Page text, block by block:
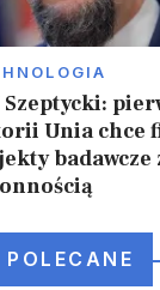
Szeptycki:
Unia chce
badawcze
POLECANE